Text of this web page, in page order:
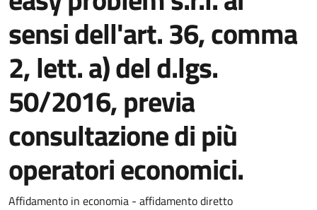
sensi dell'art. 36, comma
2, lett. a) del d.lgs.
50/2016, previa
consultazione di più
operatori economici.
Dettaglio del documento
Affidamento in economia - affidamento diretto